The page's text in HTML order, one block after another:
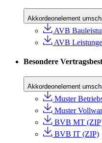
Akkordeonelement
AVB
AVB
Besondere
Akkordeonelement
Muster
Muster
BVB MT
BVB IT (ZIP)